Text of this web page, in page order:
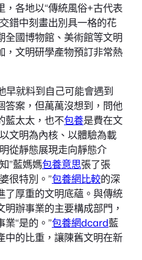
各地以“傳統風俗+古代表
錯中刻畫出別具一格的花
全國博物館、美術館等文明
，文明研學產物預訂非常熱
早就料到自己可能會遇到
答案，但萬萬沒想到，問他
藍太太，也不包養是費在文
文明為內核、以體驗為載
從靜態展現走向靜態介
”藍媽媽包養意思張了張
很特別。”包養網比較的深
了厚重的文明底蘊。與傳統
辦事業的主要構成部門，
“是的。”包養網dcard藍
中的比重，讓陳舊文明在新